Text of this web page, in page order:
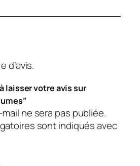
d’avis.
laisser votre avis sur
ne sera pas publiée.
sont indiqués avec